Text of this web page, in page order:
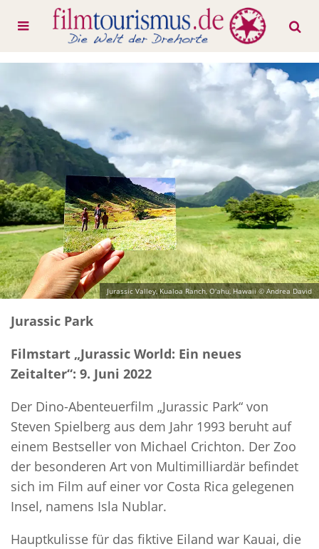
Jurassic Valley, Kualoa Ranch, O'ahu, Hawaii © Andrea David
Jurassic Park
Filmstart „Jurassic World: Ein neues
Zeitalter“: 9. Juni 2022
Der Dino-Abenteuerfilm „Jurassic Park“ von
Steven Spielberg aus dem Jahr 1993 beruht auf
einem Bestseller von Michael Crichton. Der Zoo
der besonderen Art von Multimilliardär befindet
sich im Film auf einer vor Costa Rica gelegenen
Insel, namens Isla Nublar.
Hauptkulisse für das fiktive Eiland war Kauai, die